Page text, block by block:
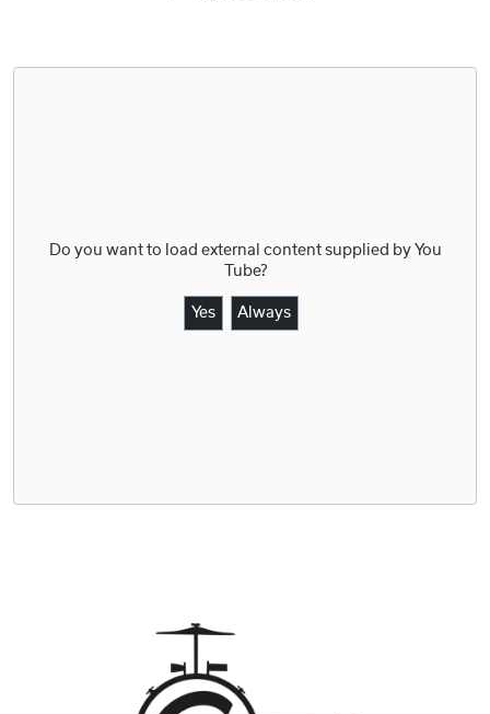
Do you want to load external content supplied by You
Tube?
Yes Always